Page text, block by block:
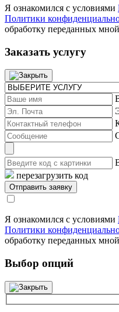
Я ознакомился с условиями
Политики
обработку переданных
Заказать услугу
перезагрузить код
Я ознакомился с условиями
Политики
обработку переданных
Выбор опций